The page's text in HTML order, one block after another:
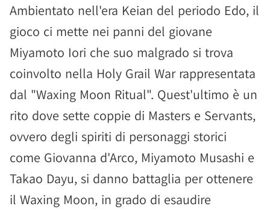
Ambientato nell'era Keian del periodo Edo, il
gioco ci mette nei panni del giovane
Miyamoto Iori che suo malgrado si trova
coinvolto nella Holy Grail War rappresentata
dal "Waxing Moon Ritual". Quest'ultimo è un
rito dove sette coppie di Masters e Servants,
ovvero degli spiriti di personaggi storici
come Giovanna d'Arco, Miyamoto Musashi e
Takao Dayu, si danno battaglia per ottenere
il Waxing Moon, in grado di esaudire